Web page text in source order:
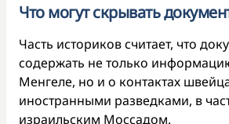
Что могут скрывать
Часть историков считает, что
содержать не только
Менгеле, но и о контактах
иностранными разведками, в
израильским Моссадом.